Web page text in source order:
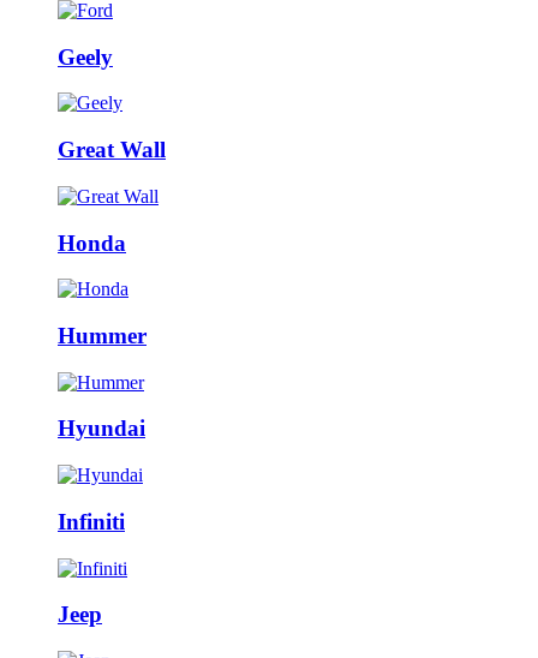
Geely
Great Wall
Honda
Hummer
Hyundai
Infiniti
Jeep